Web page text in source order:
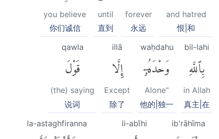
and hatred
恨|和
forever
永远
until
直到
you believe
你们诚信
bil-lahi
بِٱللَّهِ
in Allah
真主|在
waḥdahu
وَحْدَهُۥٓ
Alone"
他的|独一
illā
إِلَّا
Except
除了
qawla
قَوْلَ
(the) saying
说词
ib'rāhīma
li-abīhi
la-astaghfiranna